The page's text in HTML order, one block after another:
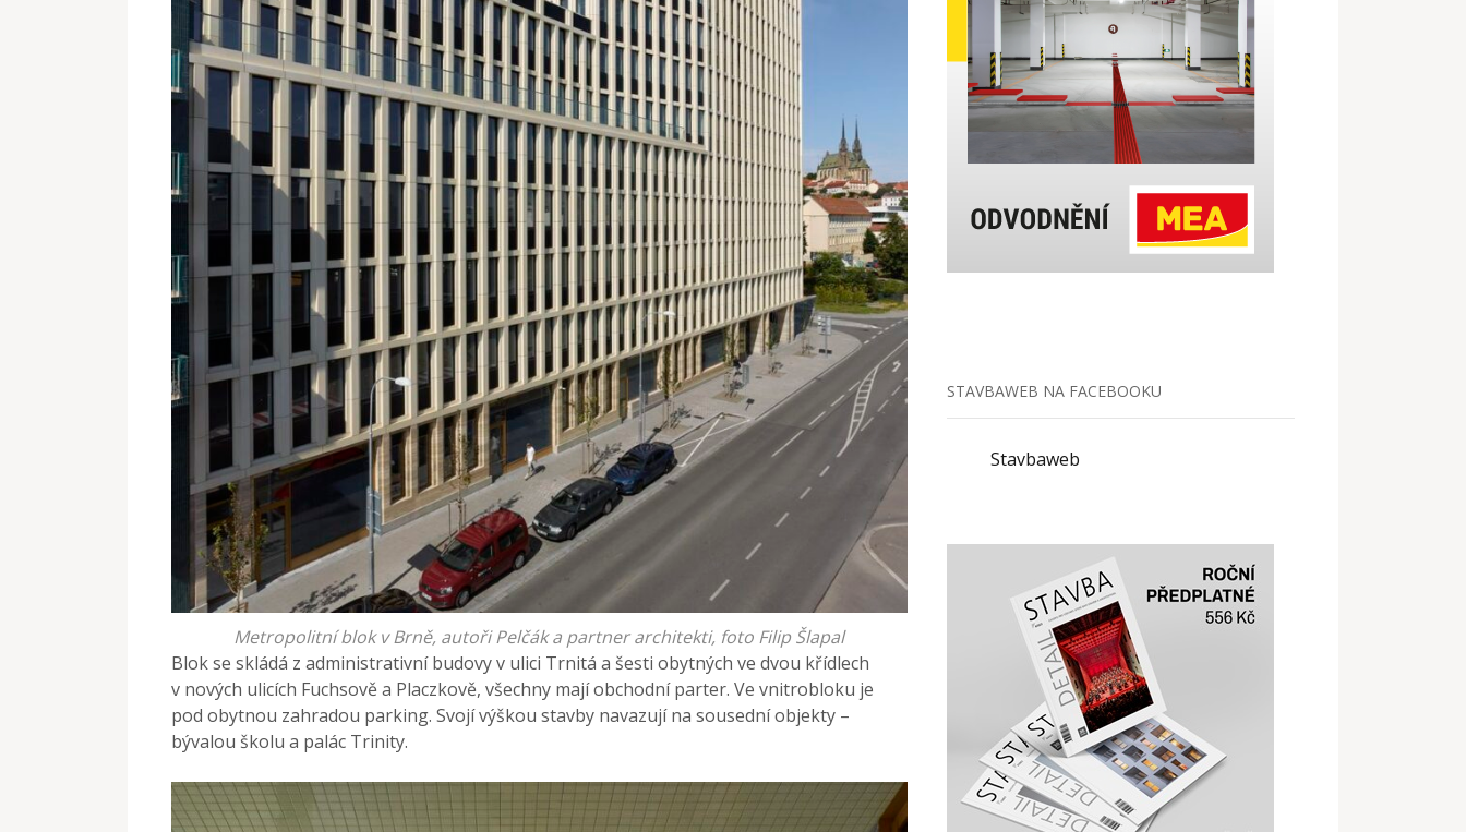
Metropolitní blok v Brně, autoři Pelčák a partner architekti, foto Filip Šlapal
Blok se skládá z administrativní budovy v ulici Trnitá a šesti obytných ve dvou křídlech
v nových ulicích Fuchsově a Placzkově, všechny mají obchodní parter. Ve vnitrobloku je
pod obytnou zahradou parking. Svojí výškou stavby navazují na sousední objekty –
bývalou školu a palác Trinity.
STAVBAWEB NA FACEBOOKU
Stavbaweb